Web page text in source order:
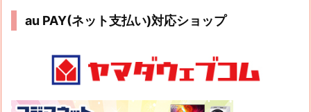
au PAY(ネット支払い)対応ショップ